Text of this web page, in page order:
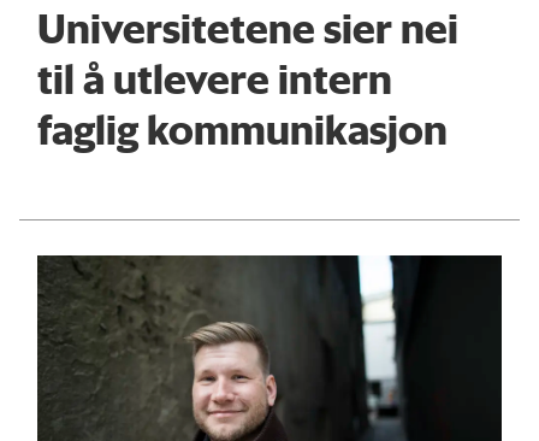
Universitetene sier nei
til å utlevere intern
faglig kommunikasjon